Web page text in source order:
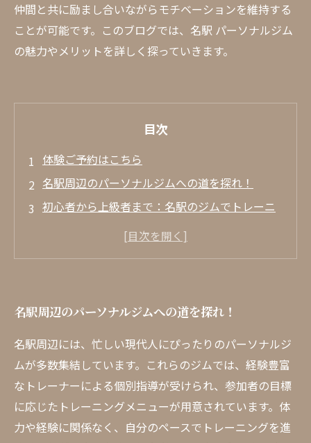
仲間と共に励まし合いながらモチベーションを維持する
ことが可能です。このブログでは、名駅 パーソナルジム
の魅力やメリットを詳しく探っていきます。
目次
体験ご予約はこちら
名駅周辺のパーソナルジムへの道を探れ！
初心者から上級者まで：名駅のジムでトレーニ
を手に入れよう
仲間と共に成長：名駅のパーソナルジムでのモ
チベーションの秘密
忙しいあなたにピッタリ！名駅のジムで手に入
るライフスタイル
名駅パーソナルジムの魅力を総括！今すぐ体験
名駅周辺のパーソナルジムへの道を探れ！
名駅周辺には、忙しい現代人にぴったりのパーソナルジ
ムが多数集結しています。これらのジムでは、経験豊富
なトレーナーによる個別指導が受けられ、参加者の目標
に応じたトレーニングメニューが用意されています。体
力や経験に関係なく、自分のペースでトレーニングを進